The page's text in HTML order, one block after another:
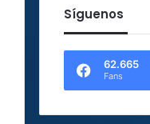
Síguenos
62.665
Fans